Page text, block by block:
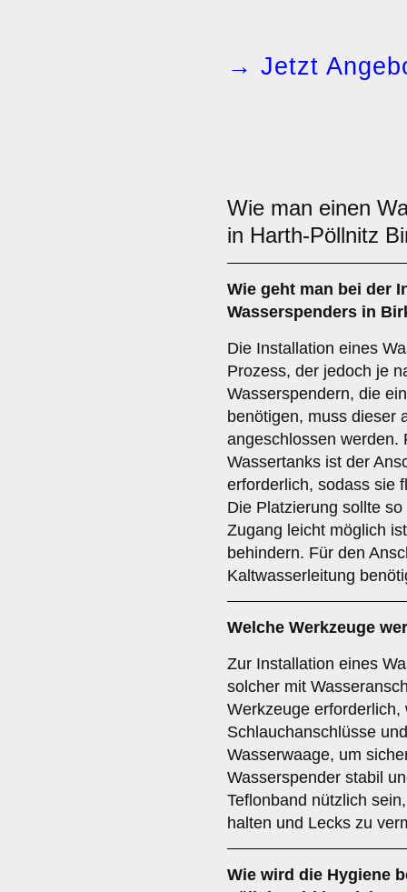
→ Jetzt
Wie man einen
in Harth-Pöllnitz
Wie geht man bei der
Wasserspenders in
Die Installation eines
Prozess, der jedoch je
Wasserspendern, die
benötigen, muss dieser
angeschlossen werden.
Wassertanks ist der
erforderlich, sodass sie
Die Platzierung sollte
Zugang leicht möglich
behindern. Für den
Kaltwasserleitung
Welche Werkzeuge
Zur Installation eines
solcher mit
Werkzeuge erforderlich,
Schlauchanschlüsse
Wasserwaage, um
Wasserspender stabil
Teflonband nützlich
halten und Lecks zu
Wie wird die Hygiene